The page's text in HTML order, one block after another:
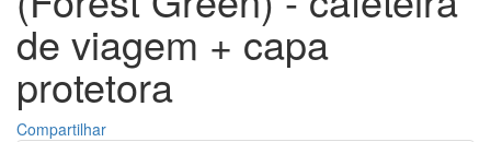
de viagem + capa
protetora
Compartilhar